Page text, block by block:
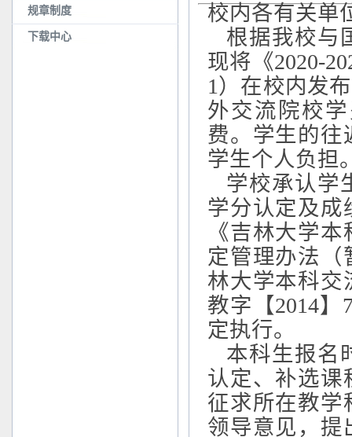
规章制度
下载中心
校内各有关单
根据我校与
现将《2020-
1 ）在校内发
外交流院校
费。学生的往
学生个人负担
学校承认学
学分认定及成
《吉林大学
定管理办法（
林大学本科交
教字【2014】
定执行。
本科生报名
认定、补选课
征求所在教学
领导意见，提